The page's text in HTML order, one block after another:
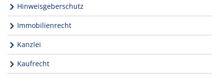
Hinweisgeberschutz
Immobilienrecht
Kanzlei
Kaufrecht